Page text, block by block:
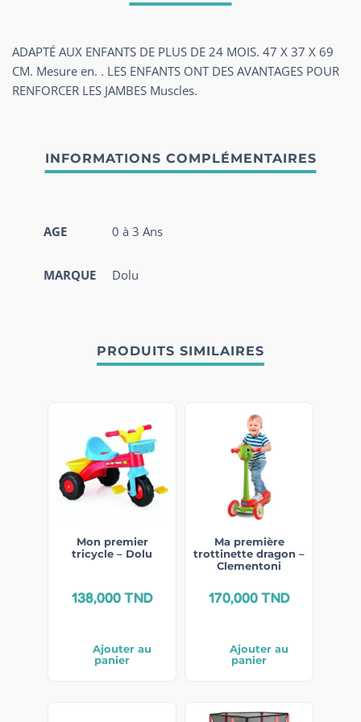
ADAPTÉ AUX ENFANTS DE PLUS DE 24 MOIS. 47 X 37 X 69
CM. Mesure en. . LES ENFANTS ONT DES AVANTAGES POUR
RENFORCER LES JAMBES Muscles.
AGE 0 à 3 Ans
MARQUE Dolu
PRODUITS SIMILAIRES
Mon premier
tricycle – Dolu
138,000TND
Ajouter au
panier
Ma première
trottinette dragon –
Clementoni
170,000TND
Ajouter au
panier